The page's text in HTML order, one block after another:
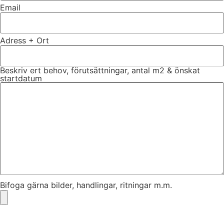
Email
Adress + Ort
Beskriv ert behov, förutsättningar, antal m2 & önskat
startdatum
Bifoga gärna bilder, handlingar, ritningar m.m.